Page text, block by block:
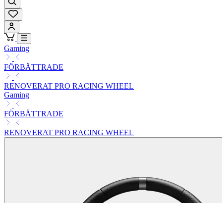
Gaming
FÖRBÄTTRADE
RENOVERAT PRO RACING WHEEL
Gaming
FÖRBÄTTRADE
RENOVERAT PRO RACING WHEEL